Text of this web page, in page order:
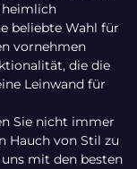
heimlich
beliebte Wahl für
vornehmen
die die
Leinwand für
Sie nicht immer
Hauch von Stil zu
mit den besten